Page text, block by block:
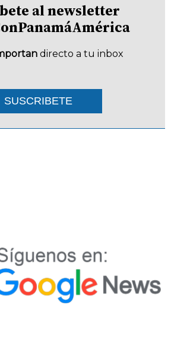
al newsletter
directo a tu inbox
SUSCRIBETE